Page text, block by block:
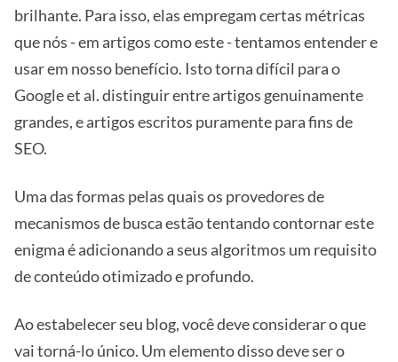
brilhante. Para isso, elas empregam certas métricas
que nós - em artigos como este - tentamos entender e
usar em nosso benefício. Isto torna difícil para o
Google et al. distinguir entre artigos genuinamente
grandes, e artigos escritos puramente para fins de
SEO.
Uma das formas pelas quais os provedores de
mecanismos de busca estão tentando contornar este
enigma é adicionando a seus algoritmos um requisito
de conteúdo otimizado e profundo.
Ao estabelecer seu blog, você deve considerar o que
vai torná-lo único. Um elemento disso deve ser o